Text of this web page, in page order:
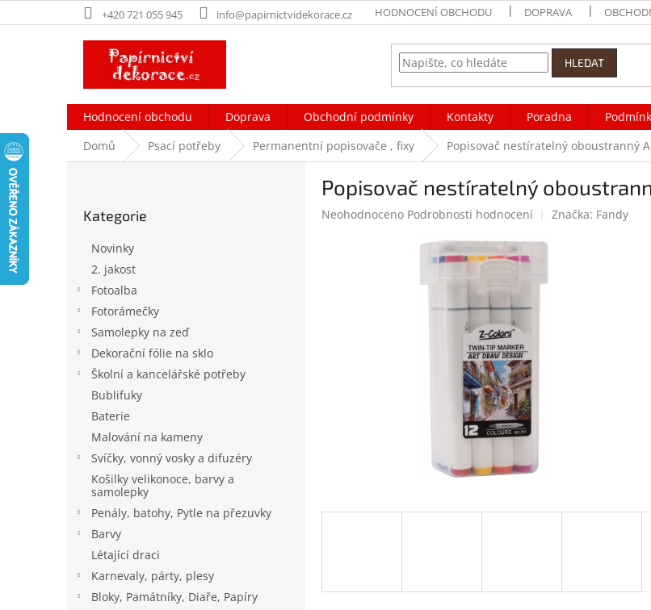
na
+420 721 055 945 info@papirnictvidekorace.cz HODNOCENÍ OBCHODU DOPRAVA
HLEDAT
Hodnocení obchodu Doprava Obchodní podmínky Kontakty Poradna
Domů
Psací potřeby Permanentní popisovače , fixy Popisovač nestíratelný oboustranný
kategorie
Kategorie
Novinky
2. jakost
Fotoalba
Fotorámečky
Samolepky na zeď
Dekorační fólie na sklo
Školní a kancelářské potřeby
Bublifuky
Baterie
Malování na kameny
Svíčky, vonný vosky a difuzéry
Košilky velikonoce, barvy a
samolepky
Penály, batohy, Pytle na přezuvky
Barvy
Létající draci
Karnevaly, párty, plesy
Bloky, Památníky, Diaře, Papíry
Popisovač nestíratelný
Průměrné
Neohodnoceno Podrobnosti hodnocení Značka: Fandy